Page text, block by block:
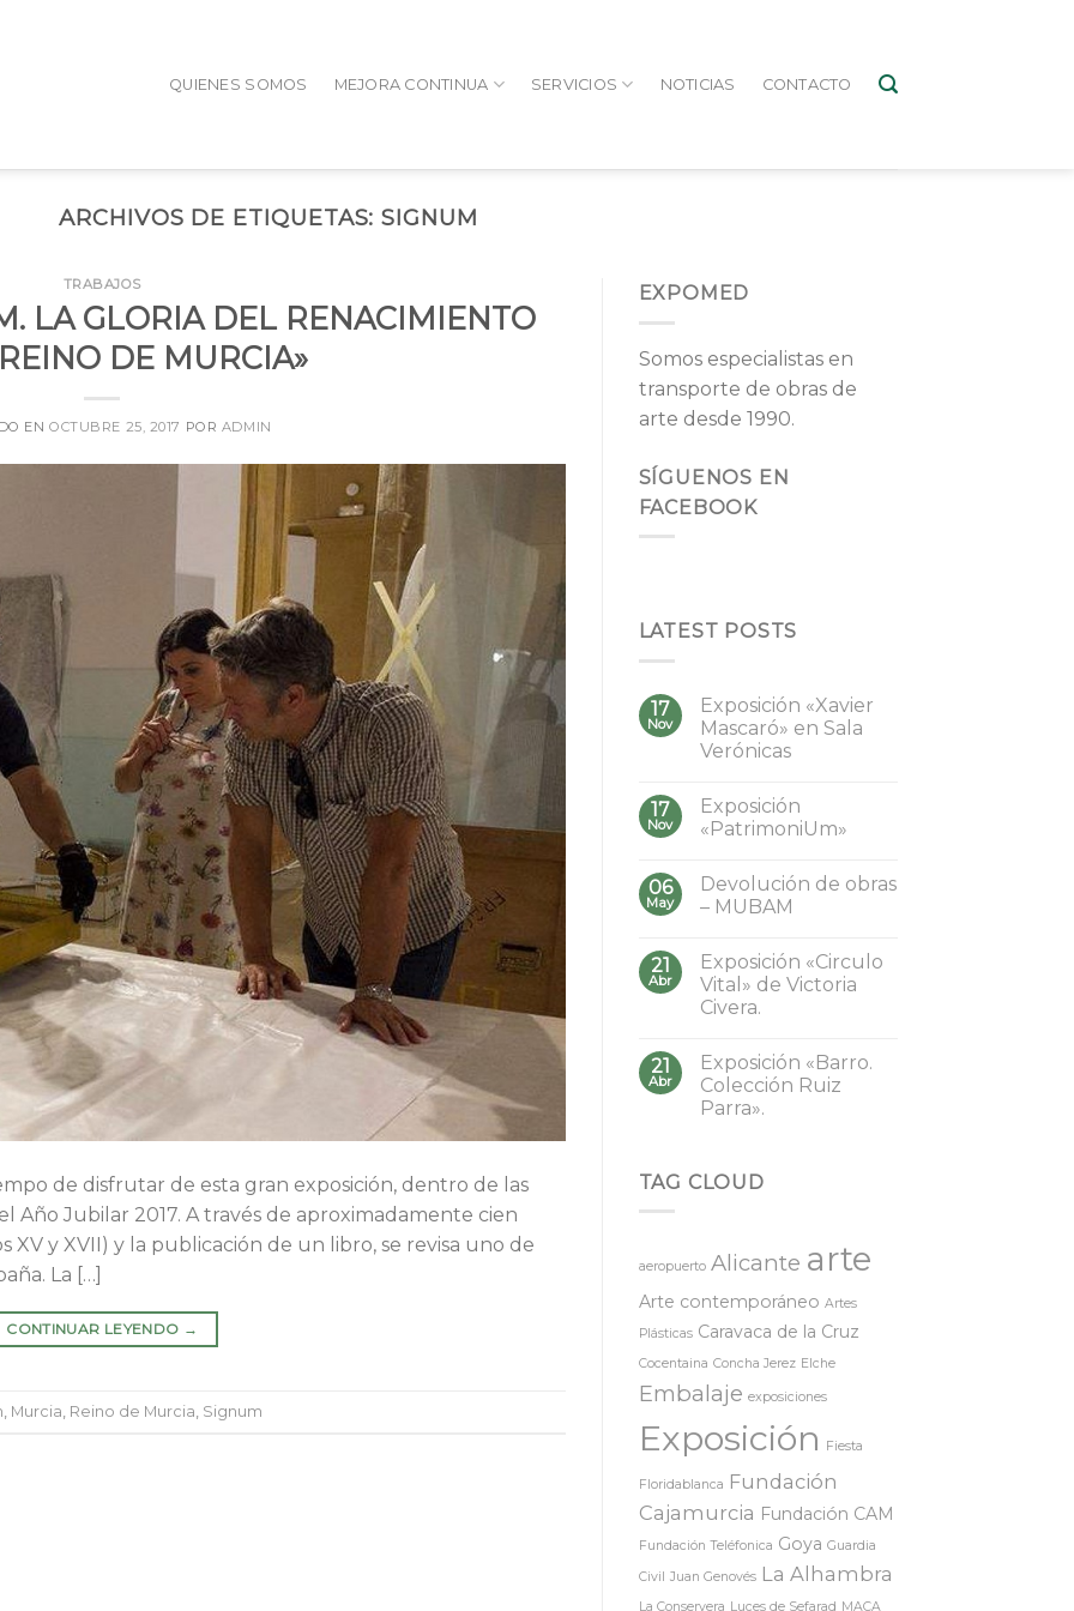
QUIENES SOMOS MEJORA CONTINUA SERVICIOS NOTICIAS CONTACTO
ARCHIVOS DE ETIQUETAS:SIGNUM
TRABAJOS
LA GLORIA DEL RENACIMIENTO
DE MURCIA»
ENOCTUBRE 25, 2017 POR ADMIN
de disfrutar de esta gran exposición, dentro de las
Año Jubilar 2017. A través de aproximadamente cien
XV y XVII) y la publicación de un libro, se revisa uno de
La […]
CONTINUAR LEYENDO →
Murcia Reino de Murcia Signum
EXPOMED
Somos especialistas en
transporte de obras de
arte desde 1990.
SÍGUENOS EN
FACEBOOK
LATEST POSTS
17
Nov
Exposición «Xavier
Mascaró» en Sala
Verónicas
17
Nov
Exposición
«PatrimoniUm»
06
May
Devolución de obras
– MUBAM
21
Abr
Exposición «Circulo
Vital» de Victoria
Civera.
21
Abr
Exposición «Barro.
Colección Ruiz
Parra».
TAG CLOUD
aeropuerto Alicante arte
Arte contemporáneo Artes
Plásticas Caravaca de la Cruz
Cocentaina Concha Jerez Elche
Embalaje exposiciones
Exposición Fiesta
Floridablanca Fundación
Cajamurcia Fundación CAM
Fundación Teléfonica Goya Guardia
Civil
Juan Genovés La Alhambra
La Conservera Luces de Sefarad MACA